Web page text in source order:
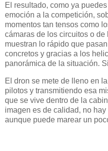
El resultado, como ya
emoción a la competición,
momentos tan tensos como
cámaras de los circuitos o
muestran lo rápido que
concretos y gracias a los
panorámica de la situación.
El dron se mete de lleno en
pilotos y transmitiendo esa
que se vive dentro de la
imagen es de calidad, no
aunque puede marear un